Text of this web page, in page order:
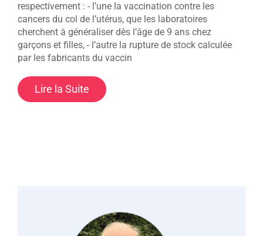
respectivement : - l’une la vaccination contre les
cancers du col de l’utérus, que les laboratoires
cherchent à généraliser dès l’âge de 9 ans chez
garçons et filles, - l’autre la rupture de stock calculée
par les fabricants du vaccin
Lire la Suite